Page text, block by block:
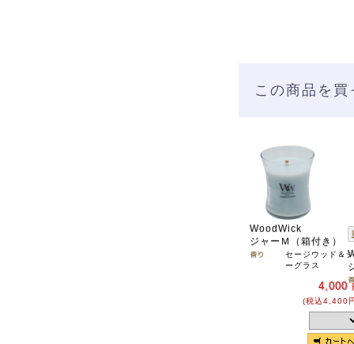
この商品を
WoodWick
ジャーＭ（箱付き）
セージウッド＆シ
ーグラス
4,000
(税込4,400